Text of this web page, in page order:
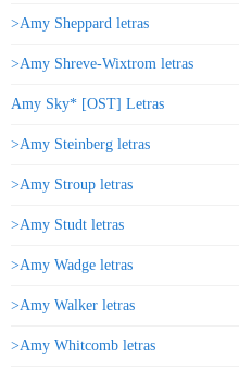
>Amy Sheppard letras
>Amy Shreve-Wixtrom letras
Amy Sky* [OST] Letras
>Amy Steinberg letras
>Amy Stroup letras
>Amy Studt letras
>Amy Wadge letras
>Amy Walker letras
>Amy Whitcomb letras